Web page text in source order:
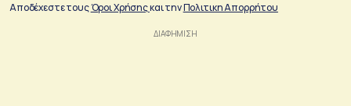
Αποδέχεστε τουςΌροι Χρήσηςκαι τηνΠολιτικη Απορρήτου